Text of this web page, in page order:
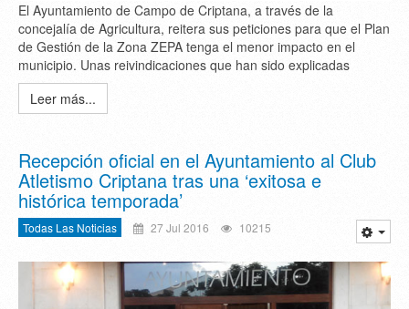
El Ayuntamiento de Campo de Criptana, a través de la
concejalía de Agricultura, reitera sus peticiones para que el Plan
de Gestión de la Zona ZEPA tenga el menor impacto en el
municipio. Unas reivindicaciones que han sido explicadas
Leer más...
Recepción oficial en el Ayuntamiento al Club
Atletismo Criptana tras una ‘exitosa e
histórica temporada’
Todas Las Noticias 27 Jul 2016 10215